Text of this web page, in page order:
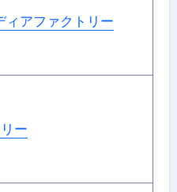
ィアファクトリー
ー